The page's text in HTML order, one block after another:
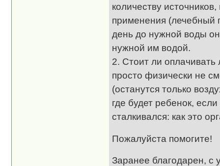
количеству
применения (лечебный
день до нужной воды
нужной им водой.
2. Стоит ли
просто физически не
(останутся только
где будет ребенок,
сталкивался: как это
Пожалуйста помогите!
Заранее благодарен, с